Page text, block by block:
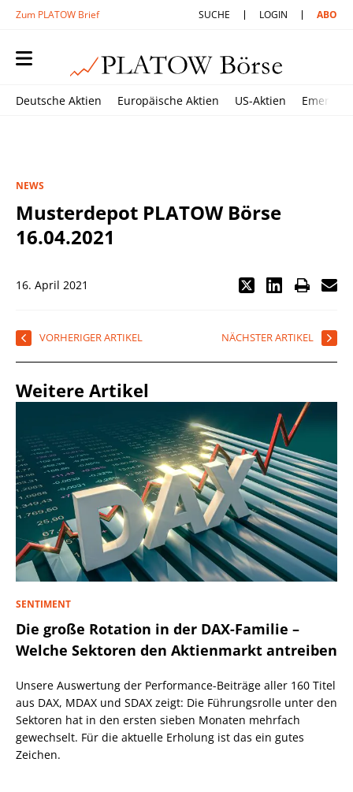
Zum PLATOW Brief SUCHE LOGIN ABO
Deutsche Aktien Europäische Aktien US-Aktien
NEWS
Musterdepot PLATOW Börse
16.04.2021
16. April 2021
VORHERIGER ARTIKEL NÄCHSTER ARTIKEL
Weitere Artikel
SENTIMENT
Die große Rotation in der DAX-Familie –
Welche Sektoren den Aktienmarkt antreiben
Unsere Auswertung der Performance-Beiträge aller 160 Titel
aus DAX, MDAX und SDAX zeigt: Die Führungsrolle unter den
Sektoren hat in den ersten sieben Monaten mehrfach
gewechselt. Für die aktuelle Erholung ist das ein gutes
Zeichen.